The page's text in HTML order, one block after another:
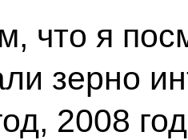
что я
зерно
2008